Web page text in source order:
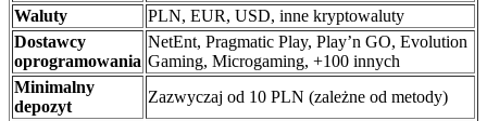
Waluty
PLN, EUR, USD, inne kryptowaluty
Dostawcy
oprogramowania
NetEnt, Pragmatic Play, Play’n GO, Evolution
Gaming, Microgaming, +100 innych
Minimalny
depozyt
Zazwyczaj od 10 PLN (zależne od metody)